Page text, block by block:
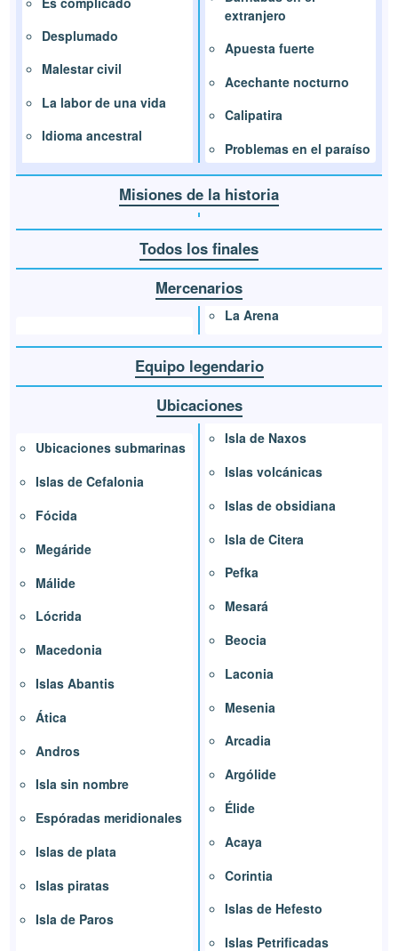
Desplumado
Malestar civil
La labor de una vida
Idioma ancestral
extranjero
Apuesta fuerte
Acechante nocturno
Calipatira
Problemas en el paraíso
Misiones de la historia
Todos los finales
Mercenarios
La Arena
Equipo legendario
Ubicaciones
Ubicaciones submarinas
Islas de Cefalonia
Fócida
Megáride
Málide
Lócrida
Macedonia
Islas Abantis
Ática
Andros
Isla sin nombre
Espóradas meridionales
Islas de plata
Islas piratas
Isla de Paros
Isla de Naxos
Islas volcánicas
Islas de obsidiana
Isla de Citera
Pefka
Mesará
Beocia
Laconia
Mesenia
Arcadia
Argólide
Élide
Acaya
Corintia
Islas de Hefesto
Islas Petrificadas